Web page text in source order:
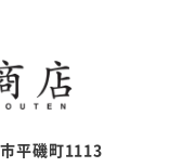
平磯町1113